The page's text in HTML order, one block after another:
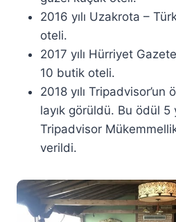
2016 yılı Uzakrota –
oteli.
2017 yılı Hürriyet
10 butik oteli.
2018 yılı Tripadvisor’un
layık görüldü. Bu ödül 5
Tripadvisor Mükemmellik
verildi.